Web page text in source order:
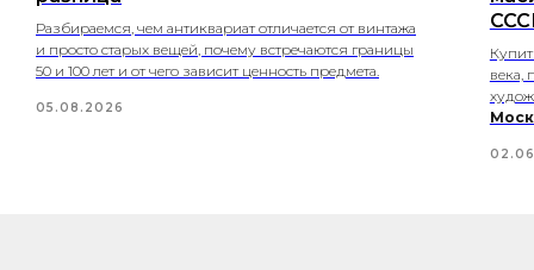
Разбираемся, чем антиквариат отличается от винтажа
и просто старых вещей, почему встречаются границы
50 и 100 лет и от чего зависит ценность предмета.
05.08.2026
века,